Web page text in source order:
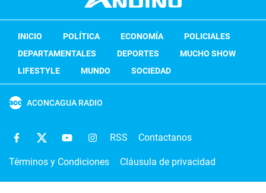
INICIO POLÍTICA ECONOMÍA
POLICIALES
DEPARTAMENTALES
DEPORTES
MUCHO SHOW
LIFESTYLE
MUNDO SOCIEDAD
ACONCAGUA RADIO
RSS Contactanos
Términos y Condiciones Cláusula de privacidad